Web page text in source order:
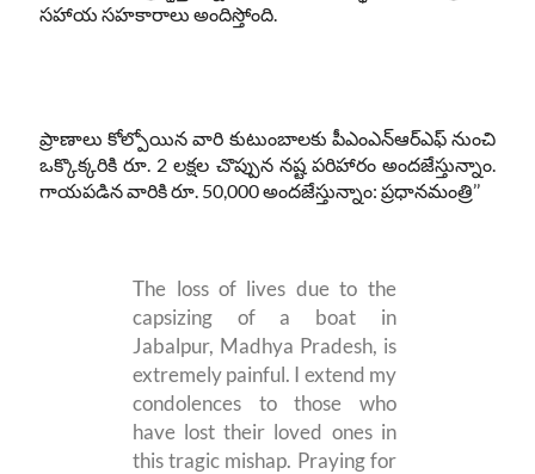
సహాయ సహకారాలు అందిస్తోంది.
ప్రాణాలు కోల్పోయిన వారి కుటుంబాలకు పీఎంఎన్‌ఆర్‌ఎఫ్‌ నుంచి
ఒక్కొక్కరికి రూ. 2 లక్షల చొప్పున నష్ట పరిహారం అందజేస్తున్నాం.
గాయపడిన వారికి రూ. 50,000 అందజేస్తున్నాం: ప్రధానమంత్రి’’
The loss of lives due to the
capsizing of a boat in
Jabalpur, Madhya Pradesh, is
extremely painful. I extend my
condolences to those who
have lost their loved ones in
this tragic mishap. Praying for